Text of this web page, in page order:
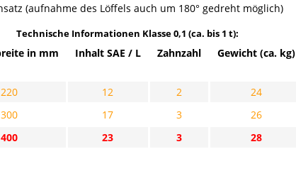
(aufnahme des Löffels auch um 180° gedreht möglich)
Technische Informationen Klasse 0,1 (ca. bis 1 t):
in mm Inhalt SAE / L Zahnzahl Gewicht (ca. kg)
220 12 2
24
300
17 3
26
400
23 3 28